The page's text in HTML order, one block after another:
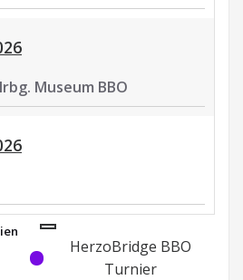
Museum BBO
Kategorie
ohne
Kategorie
HerzoBridge BBO
Turnier